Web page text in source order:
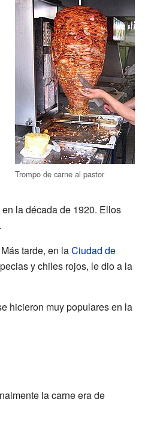
Trompo de carne al pastor
en la década de 1920. Ellos
tarde, en laCiudad de
y chiles rojos, le dio a la
hicieron muy populares en la
la carne era de